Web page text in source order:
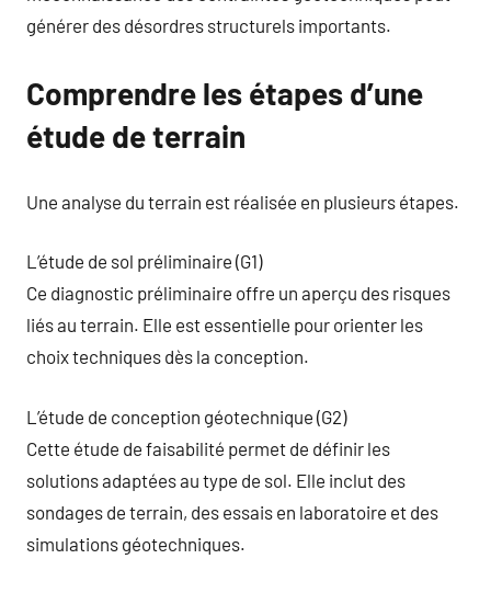
générer des désordres structurels importants.
Comprendre les étapes d’une
étude de terrain
Une analyse du terrain est réalisée en plusieurs étapes.
L’étude de sol préliminaire (G1)
Ce diagnostic préliminaire offre un aperçu des risques
liés au terrain. Elle est essentielle pour orienter les
choix techniques dès la conception.
L’étude de conception géotechnique (G2)
Cette étude de faisabilité permet de définir les
solutions adaptées au type de sol. Elle inclut des
sondages de terrain, des essais en laboratoire et des
simulations géotechniques.